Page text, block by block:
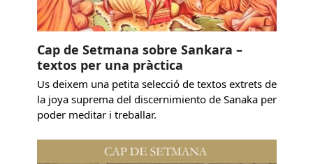
Cap de Setmana sobre Sankara –
textos per una pràctica
Us deixem una petita selecció de textos extrets de
la joya suprema del discernimiento de Sanaka per
poder meditar i treballar.